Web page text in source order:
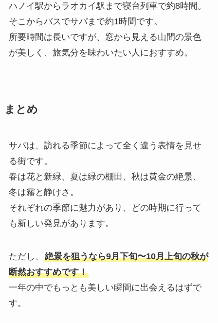
ハノイ駅からラオカイ駅まで寝台列車で約8時間。
そこからバスでサパまで約1時間です。
所要時間は長いですが、窓から見える山間の景色
が美しく、旅気分を味わいたい人におすすめ。
まとめ
サパは、訪れる季節によって全く違う表情を見せ
る街です。
春は花と新緑、夏は緑の棚田、秋は黄金の絶景、
冬は霧と静けさ。
それぞれの季節に魅力があり、どの時期に行って
も新しい発見があります。
ただし、 絶景を狙うなら9月下旬〜10月上旬の秋が
断然おすすめです！
一年の中でもっとも美しい瞬間に出会えるはずで
す。